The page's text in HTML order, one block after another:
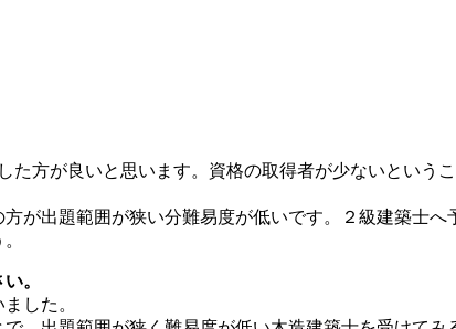
方が良いと思います。資格の取得者が少ないという
が出題範囲が狭い分難易度が低いです。２級建築士
。
した。